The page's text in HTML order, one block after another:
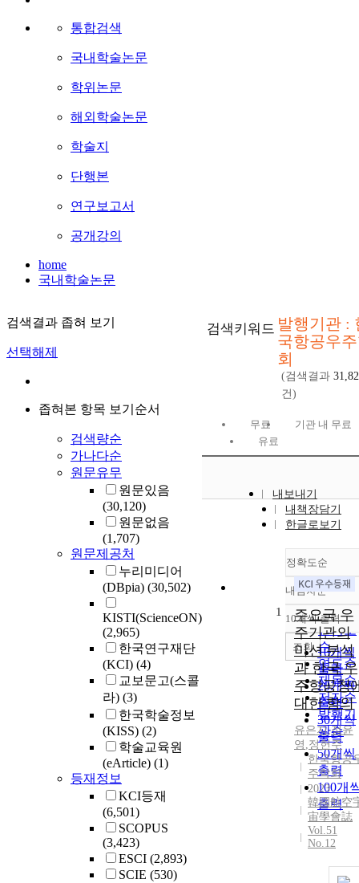
통합검색
국내학술논문
학위논문
해외학술논문
학술지
단행본
연구보고서
공개강의
home
국내학술논문
검색결과 좁혀 보기
선택해제
좁혀본 항목 보기순서
검색량순
가나다순
원문유무
원문있음
(30,120)
원문없음
(1,707)
원문제공처
누리미디어
(DBpia) (30,502)
KISTI(ScienceON)
(2,965)
한국연구재단
(KCI) (4)
교보문고(스콜
라) (3)
한국학술정보
(KISS) (2)
학술교육원
(eArticle) (1)
등재정보
KCI등재
(6,501)
SCOPUS
(3,423)
ESCI (2,893)
SCIE (530)
검색키워드 발행기관 :
국항공우
회
(검색결과
건)
무료
기관 내 무료
유료
내보내기
내책장담기
한글로보기
정확도순
정확도
순
인기도
순
연도순
제목순
저자순
발행기
관순
내림차순
내림차
10개씩 출력
10개씩
출력
20개씩
출력
30개씩
출력
50개씩
출력
100개
출력
조회
1
주요국 우
주기관의
미션 분석
과 한국 우
주항공청
대한 함의
유은지,정윤
영 ,정헌주
한국항공
주학회
2023
韓國航空
宙學會誌
Vol.51
No.12